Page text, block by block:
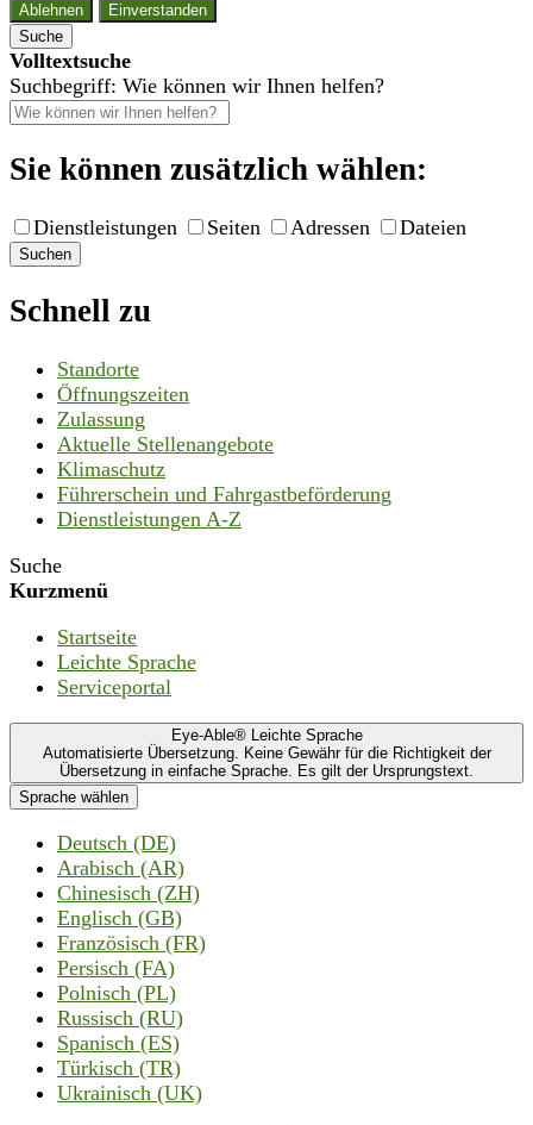
Ablehnen
Einverstanden
Suche
Volltextsuche
Suchbegriff: Wie können wir Ihnen helfen?
Sie können zusätzlich wählen:
Dienstleistungen Seiten Adressen Dateien
Suchen
Schnell zu
Standorte
Öffnungszeiten
Zulassung
Aktuelle Stellenangebote
Klimaschutz
Führerschein und Fahrgastbeförderung
Dienstleistungen A-Z
Suche
Kurzmenü
Startseite
Leichte Sprache
Serviceportal
Eye-Able® Leichte Sprache
Automatisierte Übersetzung. Keine Gewähr für die Richtigkeit der
Übersetzung in einfache Sprache. Es gilt der Ursprungstext.
Sprache wählen
Deutsch (DE)
Arabisch (AR)
Chinesisch (ZH)
Englisch (GB)
Französisch (FR)
Persisch (FA)
Polnisch (PL)
Russisch (RU)
Spanisch (ES)
Türkisch (TR)
Ukrainisch (UK)